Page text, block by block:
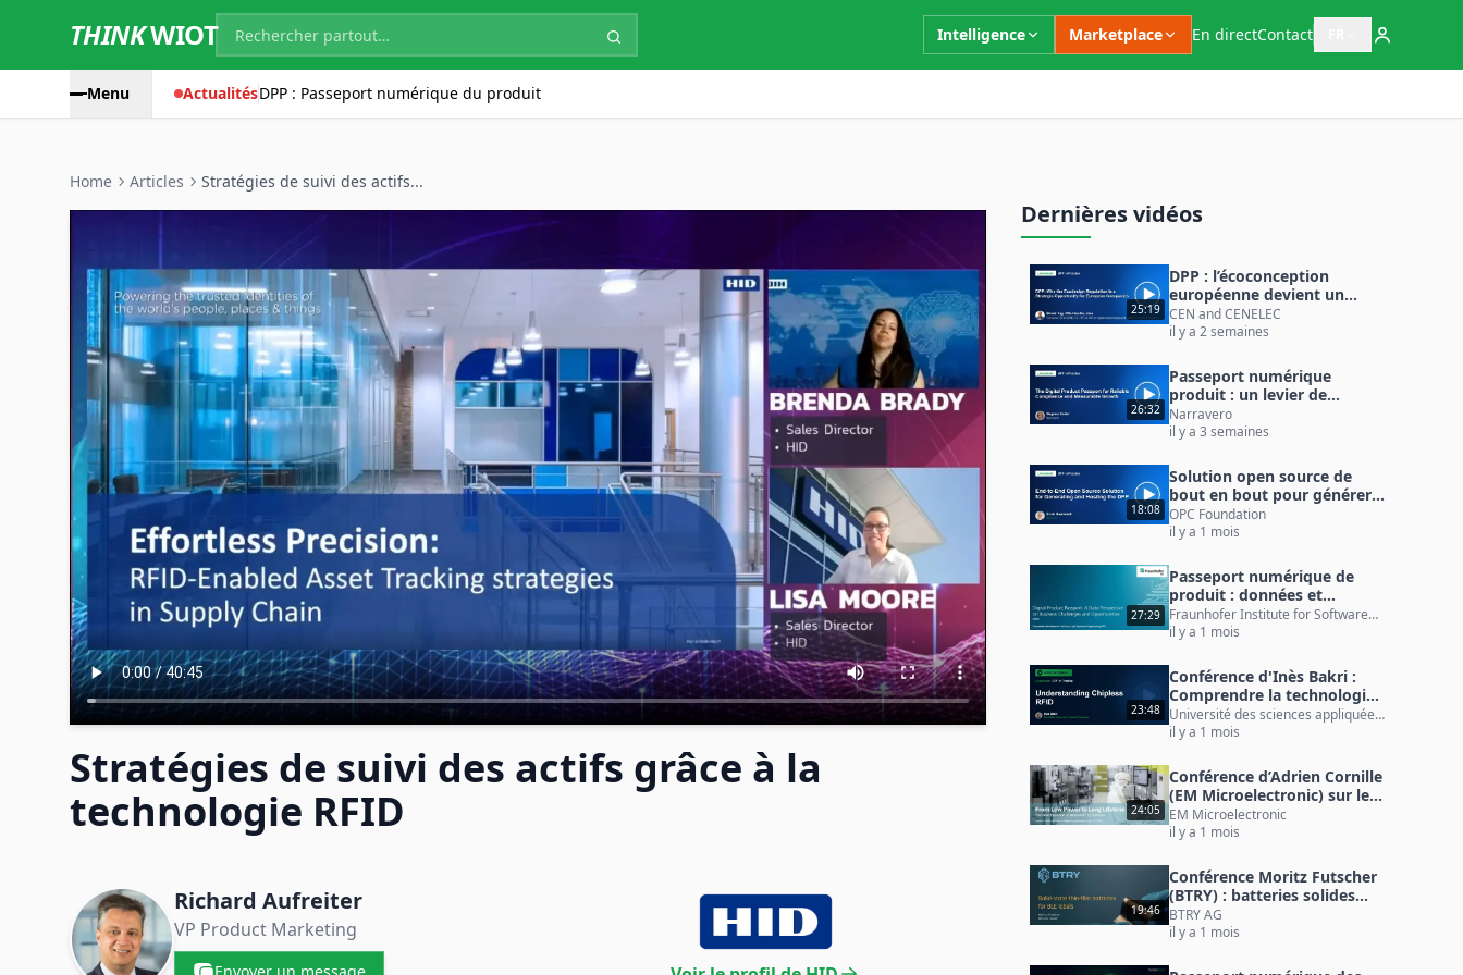
THINKWIOT Intelligence Marketplace En directContact Ouvrir le sélecteur
Menu ActualitésDPP : Passeport numérique du produit
Home Articles Stratégies de suivi des actifs...
Stratégies de suivi des actifs grâce à la
technologie RFID
Richard Aufreiter
VP Product Marketing
Envoyer un message
Dernières vidéos
25:19
DPP : l’écoconception
européenne devient un
atout stratégique
CEN and CENELEC
il y a 2 semaines
26:32
Passeport numérique
produit : un levier de
croissance mesurable
Narravero
il y a 3 semaines
18:08
Solution open source de
bout en bout pour générer
et héberger le DPP
OPC Foundation
il y a 1 mois
27:29
Passeport numérique de
produit : données et
opportunités avec Sebastian
Emons
Fraunhofer Institute for Software
and Systems Engineering ISST
il y a 1 mois
23:48
Conférence d'Inès Bakri :
Comprendre la technologie
RFID sans puce
Université des sciences appliquées
RheinMain
il y a 1 mois
24:05
Conférence d’Adrien Cornille
(EM Microelectronic) sur le
Bluetooth LE durable
EM Microelectronic
il y a 1 mois
19:46
Conférence Moritz Futscher
(BTRY) : batteries solides
pour étiquettes BLE
BTRY AG
il y a 1 mois